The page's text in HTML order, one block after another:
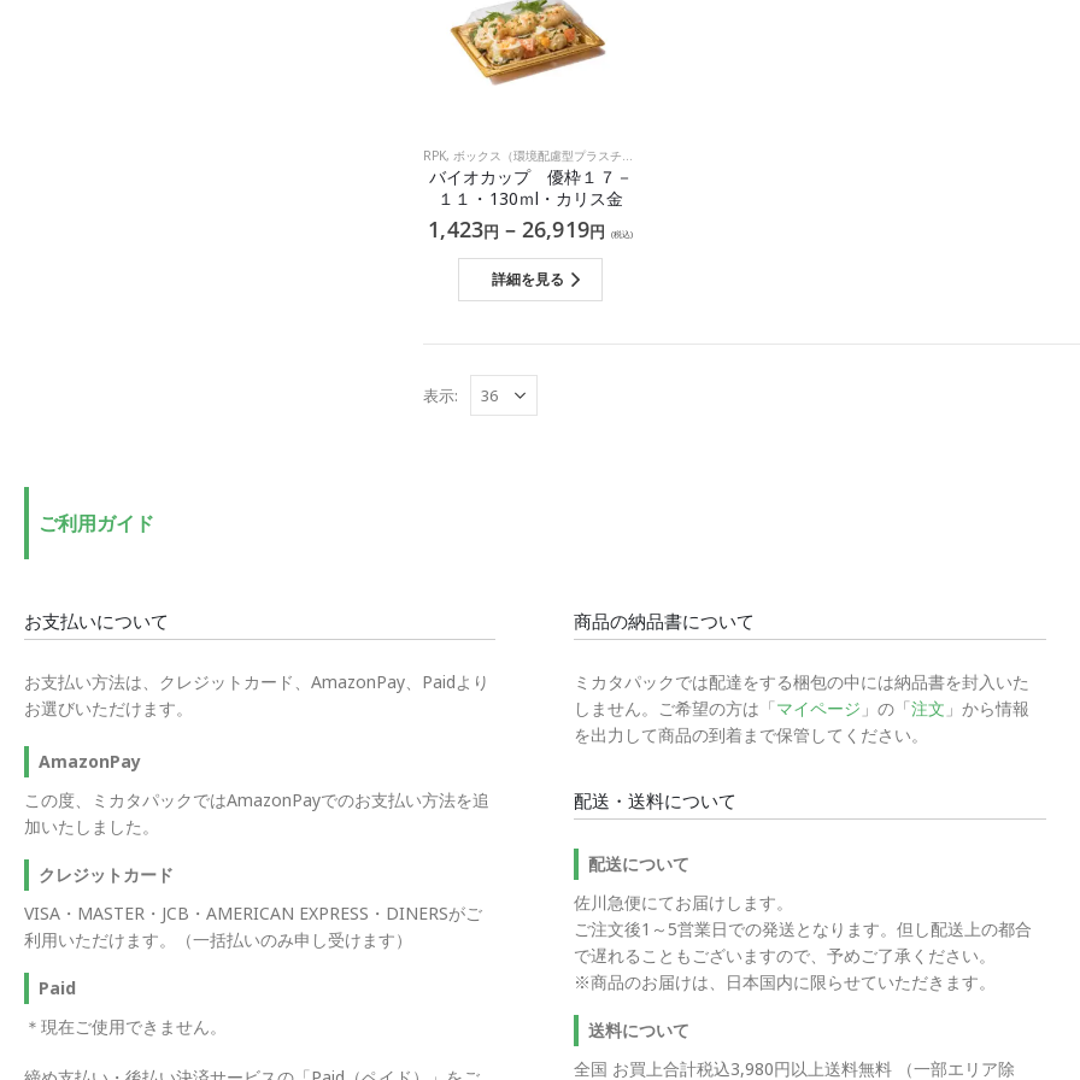
RPK, ボックス（環境配慮型プラスチック）
バイオカップ 優枠１７－
１１・130ｍl・カリス金
1,423円 –26,919円 (税込)
詳細を見る
表示:
ご利用ガイド
お支払いについて
お支払い方法は、クレジットカード、AmazonPay、Paidより
お選びいただけます。
AmazonPay
この度、ミカタパックではAmazonPayでのお支払い方法を追
加いたしました。
クレジットカード
VISA・MASTER・JCB・AMERICAN EXPRESS・DINERSがご
利用いただけます。（一括払いのみ申し受けます）
Paid
＊現在ご使用できません。
商品の納品書について
ミカタパックでは配達をする梱包の中には納品書を封入いた
しません。ご希望の方は「マイページ 」の「注文 」から情報
を出力して商品の到着まで保管してください。
配送・送料について
配送について
佐川急便にてお届けします。
ご注文後1～5営業日での発送となります。但し配送上の都合
で遅れることもございますので、予めご了承ください。
※商品のお届けは、日本国内に限らせていただきます。
送料について
全国 お買上合計税込3,980円以上送料無料 （一部エリア除